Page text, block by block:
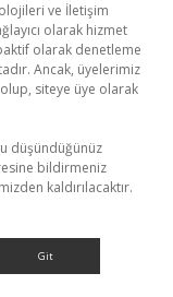
ve İletişim
olarak hizmet
olarak denetleme
Ancak, üyelerimiz
siteye üye olarak
düşündüğünüz
bildirmeniz
kaldırılacaktır.